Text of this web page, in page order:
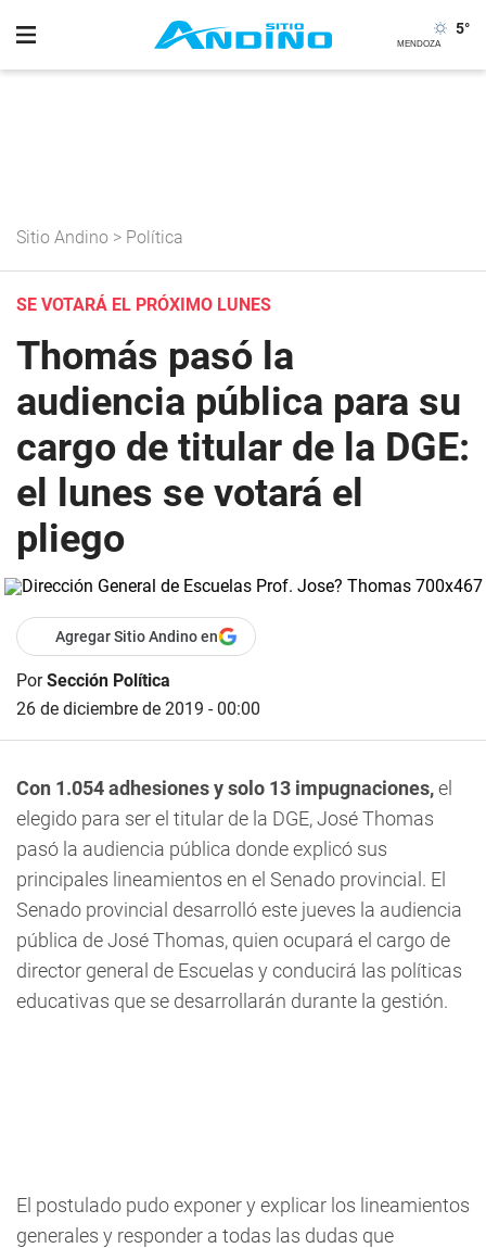
5°
Sitio Andino > Política
SE VOTARÁ EL PRÓXIMO LUNES
Thomás pasó la
audiencia pública para su
cargo de titular de la DGE:
el lunes se votará el
pliego
Agregar Sitio Andino en
PorSección Política
26 de diciembre de 2019 - 00:00
Con 1.054 adhesiones y solo 13 impugnaciones,el
elegido para ser el titular de la DGE, José Thomas
pasó la audiencia pública donde explicó sus
principales lineamientos en el Senado provincial. El
Senado provincial desarrolló este jueves la audiencia
pública de José Thomas, quien ocupará el cargo de
director general de Escuelas y conducirá las políticas
educativas que se desarrollarán durante la gestión.
El postulado pudo exponer y explicar los lineamientos
generales y responder a todas las dudas que